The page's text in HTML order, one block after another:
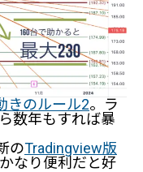
きのルール2。ラ
数年もすれば暴
のTradingview版
なり便利だと好